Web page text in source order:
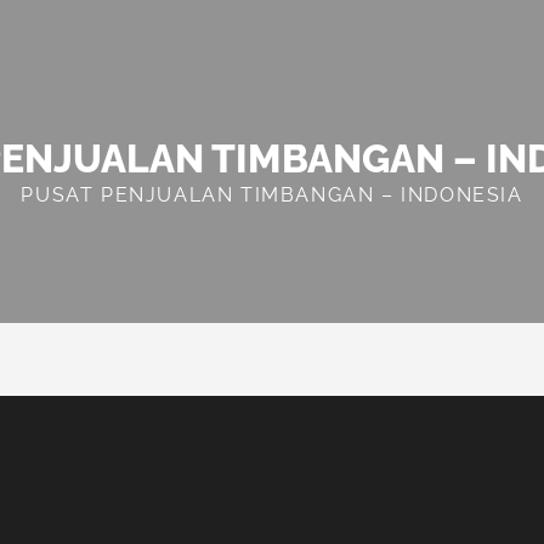
TIMBANGAN –
PUSAT PENJUALAN TIMBANGAN – INDONESIA